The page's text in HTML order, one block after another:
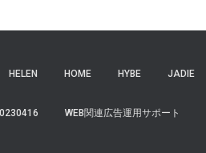
HELEN HOME HYBE JADIE
WEB関連広告運用サポート